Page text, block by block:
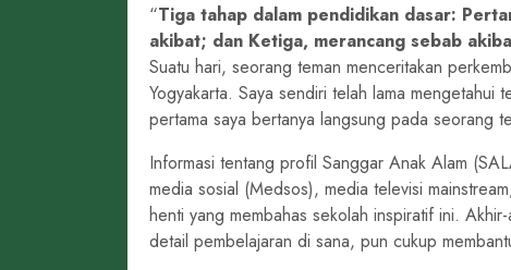
Tiga tahap dalam pendidikan dasar:
akibat; dan Ketiga, merancang sebab
Suatu hari, seorang teman menceritakan
Yogyakarta. Saya sendiri telah lama
pertama saya bertanya langsung pada seorang
Informasi tentang profil Sanggar Anak Alam
media sosial (Medsos), media televisi
henti yang membahas sekolah inspiratif ini.
detail pembelajaran di sana, pun cukup